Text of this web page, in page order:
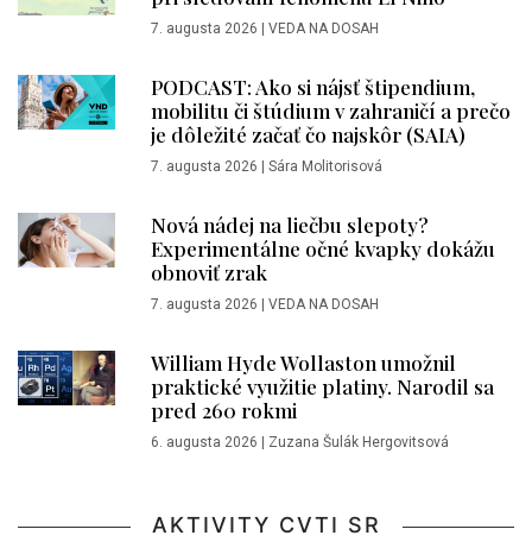
7. augusta 2026 VEDA NA DOSAH
PODCAST: Ako si nájsť štipendium,
mobilitu či štúdium v zahraničí a prečo
je dôležité začať čo najskôr (SAIA)
7. augusta 2026 Sára Molitorisová
Nová nádej na liečbu slepoty?
Experimentálne očné kvapky dokážu
obnoviť zrak
7. augusta 2026 VEDA NA DOSAH
William Hyde Wollaston umožnil
praktické využitie platiny. Narodil sa
pred 260 rokmi
6. augusta 2026 Zuzana Šulák Hergovitsová
AKTIVITY CVTI SR